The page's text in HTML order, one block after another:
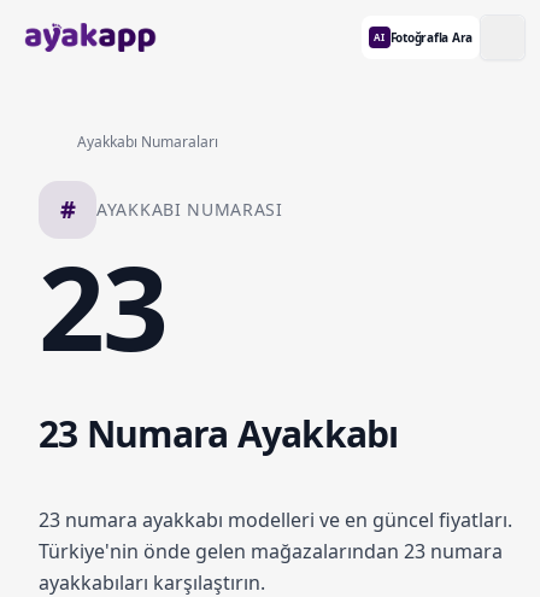
AI Fotoğrafla Ara
Ayakkabı Numaraları
# AYAKKABI NUMARASI
23
23 Numara Ayakkabı
23 numara ayakkabı modelleri ve en güncel fiyatları.
Türkiye'nin önde gelen mağazalarından 23 numara
ayakkabıları karşılaştırın.